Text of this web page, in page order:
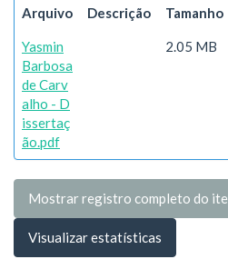
Arquivo Descrição Tamanho
Yasmin
Barbosa
de Carv
alho - D
issertaç
ão.pdf
2.05 MB
Mostrar registro completo do
Visualizar estatísticas